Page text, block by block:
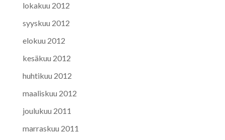
lokakuu 2012
syyskuu 2012
elokuu 2012
kesäkuu 2012
huhtikuu 2012
maaliskuu 2012
joulukuu 2011
marraskuu 2011